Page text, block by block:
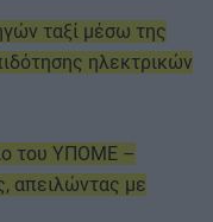
ταξί μέσω της
ηλεκτρικών
του ΥΠΟΜΕ –
απειλώντας με